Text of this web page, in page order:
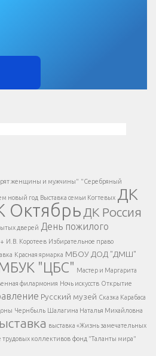
</div > </div >
женщины и мужчины" "Серебряный
новый год Выставка семьи Когтевых ДК
Октябрь ДК Россия
дверей День пожилого
И.В. Коротеев Избирательное право
Красная ярмарка МБОУ ДОД "ДМШ"
"ЦБС" Мастер и Маргарита
филармония Ночь искусств Открытие
Русский музей Сказка Карабаса
Чернбыль Шалагина Наталья Михайловна
выставка «Жизнь замечательных
трудовых коллективов фонд "Таланты мира"